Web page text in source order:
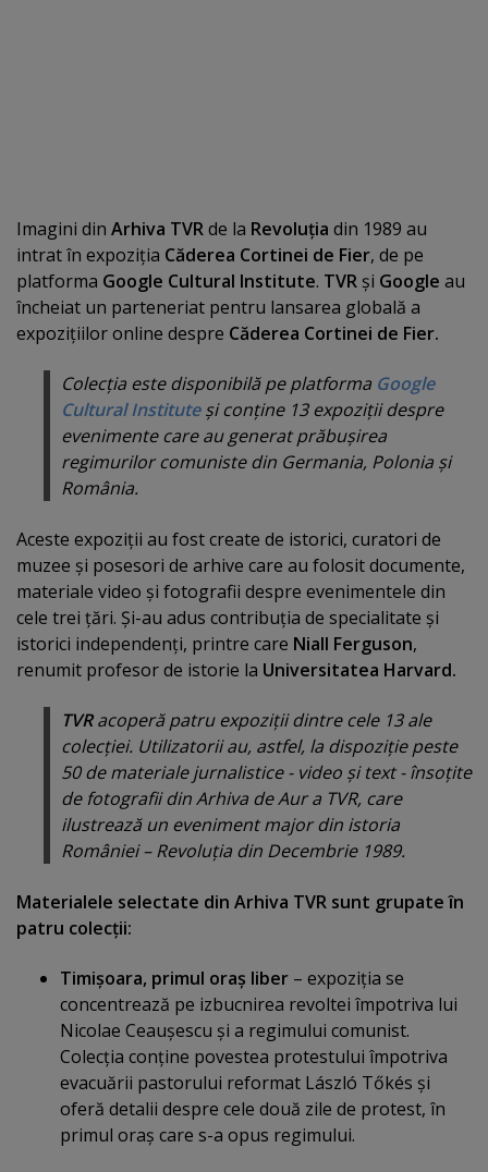
Imagini din Arhiva TVRde la Revoluţia din 1989 au
intrat în expoziţia Căderea Cortinei de Fier, de pe
platforma Google Cultural Institute. TVR şi Google au
încheiat un parteneriat pentru lansarea globală a
expoziţiilor online despre Căderea Cortinei de Fier.
Colecţia este disponibilă pe platforma Google
Cultural Instituteşi conţine 13 expoziţii despre
evenimente care au generat prăbuşirea
regimurilor comuniste din Germania, Polonia şi
România.
Aceste expoziţii au fost create de istorici, curatori de
muzee şi posesori de arhive care au folosit documente,
materiale video şi fotografii despre evenimentele din
cele trei ţări. Şi-au adus contribuţia de specialitate şi
istorici independenţi, printre care Niall Ferguson,
renumit profesor de istorie la Universitatea Harvard.
TVRacoperă patru expoziţii dintre cele 13 ale
colecţiei. Utilizatorii au, astfel, la dispoziţie peste
50 de materiale jurnalistice - video şi text - însoţite
de fotografii din Arhiva de Aur a TVR, care
ilustrează un eveniment major din istoria
României – Revoluţia din Decembrie 1989.
Materialele selectate din Arhiva TVR sunt grupate în
patru colecţii:
Timişoara, primul oraş liber – expoziţia se
concentrează pe izbucnirea revoltei împotriva lui
Nicolae Ceauşescu şi a regimului comunist.
Colecţia conţine povestea protestului împotriva
evacuării pastorului reformat László Tőkés şi
oferă detalii despre cele două zile de protest, în
primul oraş care s-a opus regimului.